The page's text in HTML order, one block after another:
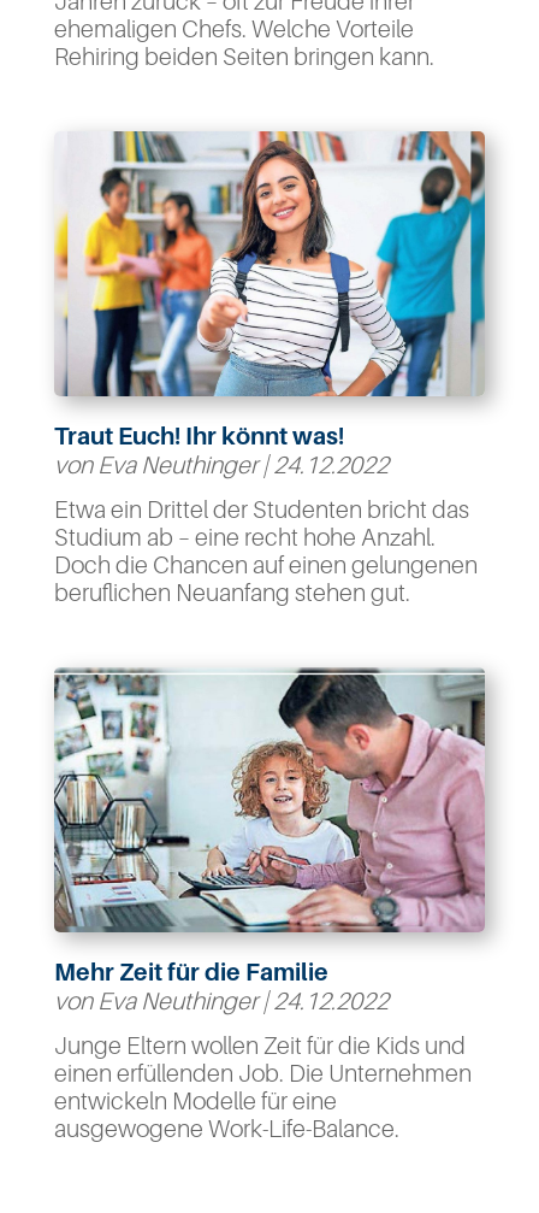
ehemaligen Chefs. Welche Vorteile
Rehiring beiden Seiten bringen kann.
Traut Euch! Ihr könnt was!
von Eva Neuthinger|24.12.2022
Etwa ein Drittel der Studenten bricht das
Studium ab – eine recht hohe Anzahl.
Doch die Chancen auf einen gelungenen
beruflichen Neuanfang stehen gut.
Mehr Zeit für die Familie
von Eva Neuthinger|24.12.2022
Junge Eltern wollen Zeit für die Kids und
einen erfüllenden Job. Die Unternehmen
entwickeln Modelle für eine
ausgewogene Work-Life-Balance.